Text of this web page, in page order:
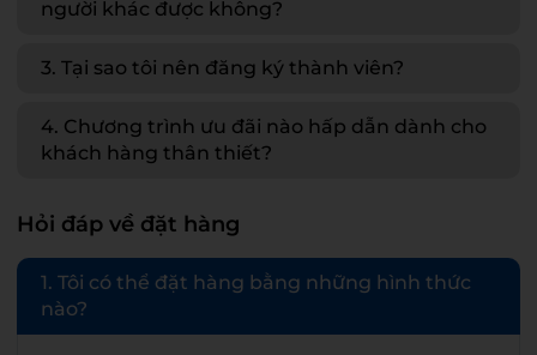
người khác được không?
3. Tại sao tôi nên đăng ký thành viên?
4. Chương trình ưu đãi nào hấp dẫn dành cho
khách hàng thân thiết?
Hỏi đáp về đặt hàng
1. Tôi có thể đặt hàng bằng những hình thức
nào?